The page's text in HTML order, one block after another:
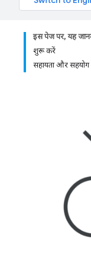
इस पेज पर, यह
शुरू करें
सहायता और सहयोग